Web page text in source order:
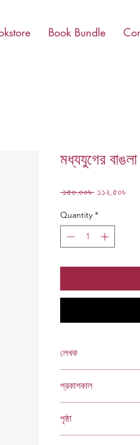
Book Bundle
মধ্যযুগের
১৫০.০০৳ Regular
১১২.৫০৳Sale
Quantity *
লেখক
প্রকাশকাল
পৃষ্ঠা